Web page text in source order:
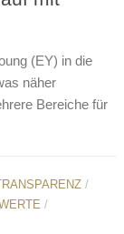
(EY) in die
näher
Bereiche für
/
/